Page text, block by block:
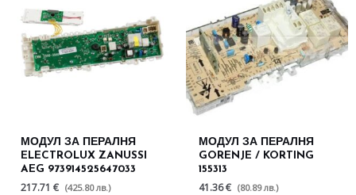
МОДУЛ ЗА ПЕРАЛНЯ
ELECTROLUX ZANUSSI
AEG 973914525647033
217.71 € (425.80 лв.)
МОДУЛ ЗА ПЕРАЛНЯ
GORENJE / KORTING
155313
41.36 € (80.89 лв.)